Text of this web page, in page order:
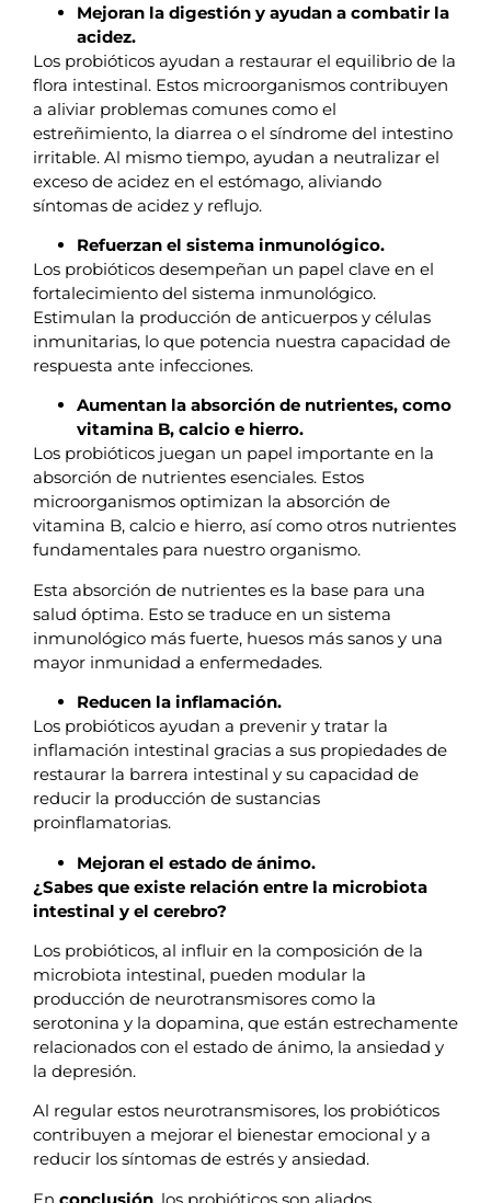
Mejoran la digestión y ayudan a combatir la
acidez.
Los probióticos ayudan a restaurar el equilibrio de la
flora intestinal. Estos microorganismos contribuyen
a aliviar problemas comunes como el
estreñimiento, la diarrea o el síndrome del intestino
irritable. Al mismo tiempo, ayudan a neutralizar el
exceso de acidez en el estómago, aliviando
síntomas de acidez y reflujo.
Refuerzan el sistema inmunológico.
Los probióticos desempeñan un papel clave en el
fortalecimiento del sistema inmunológico.
Estimulan la producción de anticuerpos y células
inmunitarias, lo que potencia nuestra capacidad de
respuesta ante infecciones.
Aumentan la absorción de nutrientes, como
vitamina B, calcio e hierro.
Los probióticos juegan un papel importante en la
absorción de nutrientes esenciales. Estos
microorganismos optimizan la absorción de
vitamina B, calcio e hierro, así como otros nutrientes
fundamentales para nuestro organismo.
Esta absorción de nutrientes es la base para una
salud óptima. Esto se traduce en un sistema
inmunológico más fuerte, huesos más sanos y una
mayor inmunidad a enfermedades.
Reducen la inflamación.
Los probióticos ayudan a prevenir y tratar la
inflamación intestinal gracias a sus propiedades de
restaurar la barrera intestinal y su capacidad de
reducir la producción de sustancias
proinflamatorias.
Mejoran el estado de ánimo.
¿Sabes que existe relación entre la microbiota
intestinal y el cerebro?
Los probióticos, al influir en la composición de la
microbiota intestinal, pueden modular la
producción de neurotransmisores como la
serotonina y la dopamina, que están estrechamente
relacionados con el estado de ánimo, la ansiedad y
la depresión.
Al regular estos neurotransmisores, los probióticos
contribuyen a mejorar el bienestar emocional y a
reducir los síntomas de estrés y ansiedad.
En conclusión, los probióticos son aliados